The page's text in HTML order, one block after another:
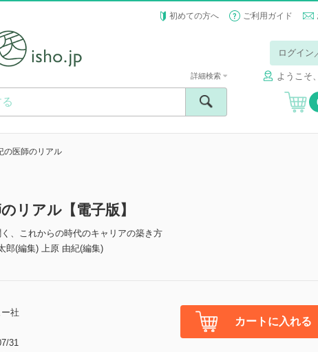
初めての方へ ご利用ガイド
ログイン
ようこそ
詳細検索
の医師のリアル
リアル【電子版】
、これからの時代のキャリアの築き方
郎(編集) 上原 由紀(編集)
社
31
カートに入れる